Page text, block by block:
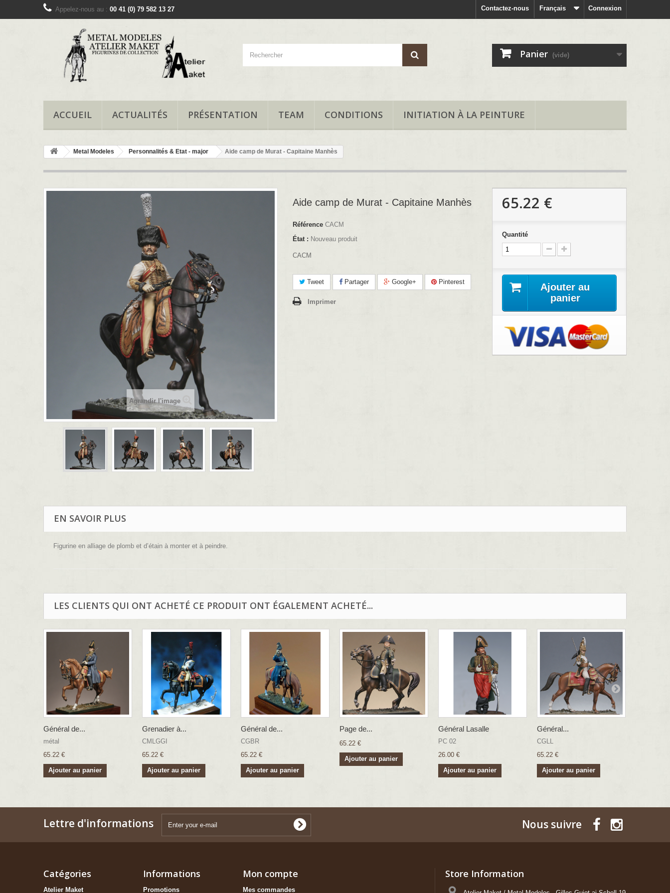
Connexion
Français
Contactez-nous
Appelez-nous au : 00 41 (0) 79 582 13 27
Panier (vide)
ACCUEIL ACTUALITÉS PRÉSENTATION TEAM CONDITIONS INITIATION À LA PEINTURE
Metal Modeles Personnalités & Etat - major Aide camp de Murat - Capitaine Manhès
Agrandir l'image
Aide camp de Murat - Capitaine Manhès
Référence CACM
État : Nouveau produit
CACM
Tweet Partager Google+ Pinterest
Imprimer
65.22 €
Quantité
Ajouter au
panier
EN SAVOIR PLUS
Figurine en alliage de plomb et d’étain à monter et à peindre.
LES CLIENTS QUI ONT ACHETÉ CE PRODUIT ONT ÉGALEMENT ACHETÉ...
Général de...
métal
65.22 €
Ajouter au panier
Grenadier à...
CMLGGI
65.22 €
Ajouter au panier
Général de...
CGBR
65.22 €
Ajouter au panier
Page de...
65.22 €
Ajouter au panier
Général Lasalle
PC 02
26.00 €
Ajouter au panier
Général...
CGLL
65.22 €
Ajouter au panier
Lettre d'informations Nous suivre
Catégories
Atelier Maket
Informations
Promotions
Mon compte
Mes commandes
Store Information